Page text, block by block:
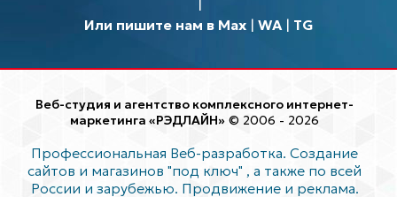
Или пишите нам в Max| WA| TG
Веб-студия и агентство комплексного интернет-
маркетинга «РЭДЛАЙН» © 2006 - 2026
Профессиональная Веб-разработка. Создание
сайтов и магазинов "под ключ" , а также по всей
России и зарубежью. Продвижение и реклама.